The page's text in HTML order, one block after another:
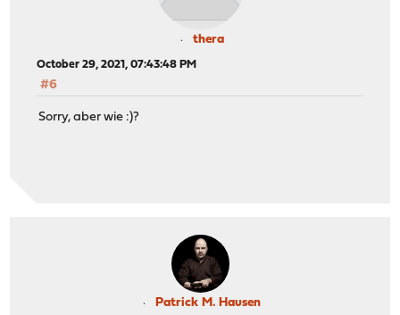
thera
October 29, 2021, 07:43:48 PM
#6
Sorry, aber wie :)?
Patrick M. Hausen